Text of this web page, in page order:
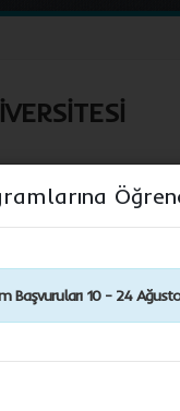
Yönetim
Başvuruları 10 - 24